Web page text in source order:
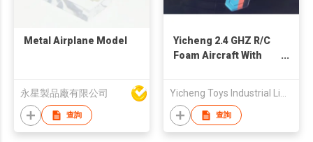
Metal Airplane Model
永星製品廠有限公司
查詢
Yicheng 2.4 GHZ R/C
Foam Aircraft With
Yicheng Toys Industrial Limited
查詢